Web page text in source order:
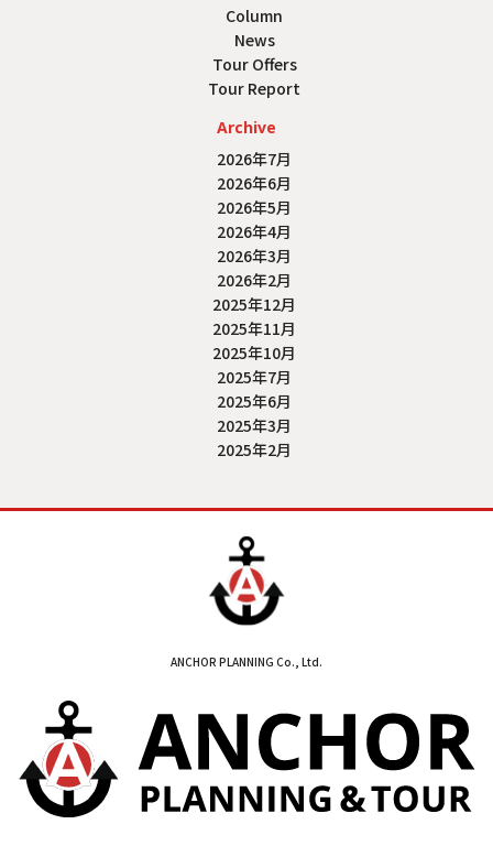
Column
News
Tour Offers
Tour Report
Archive
2026年7月
2026年6月
2026年5月
2026年4月
2026年3月
2026年2月
2025年12月
2025年11月
2025年10月
2025年7月
2025年6月
2025年3月
2025年2月
ANCHOR PLANNING Co., Ltd.